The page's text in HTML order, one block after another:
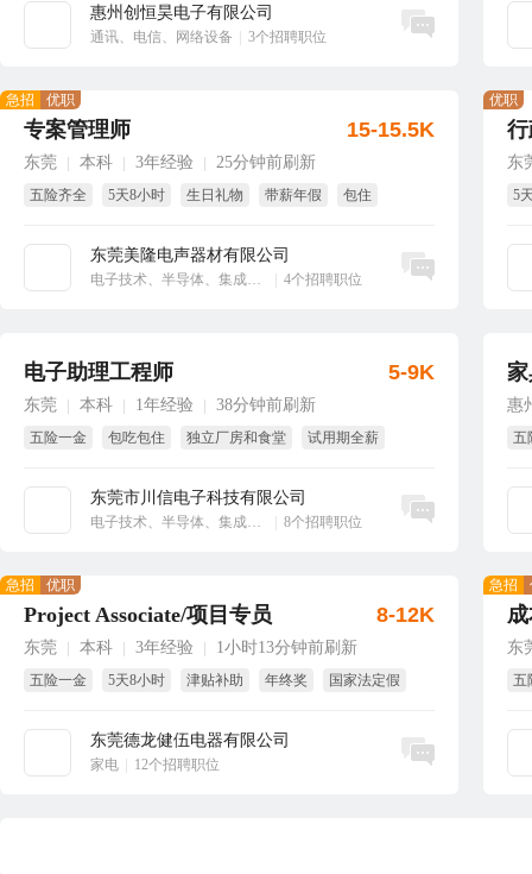
惠州创恒昊电子有限公司
通讯、电信、网络设备 3个招聘职位
立即沟通
专案管理师
东莞 本科 3年经验 25分钟前刷新
五险齐全 5天8小时 生日礼物 带薪年假 包住
东莞美隆电声器材有限公司
电子技术、半导体、集成电路 4个招聘职位
急招 优职
15-15.5K
立即沟通
东
5
优职
电子助理工程师
东莞 本科 1年经验 38分钟前刷新
五险一金 包吃包住 独立厂房和食堂
试用期全薪
东莞市川信电子科技有限公司
电子技术、半导体、集成电路 8个招聘职位
5-9K
立即沟通
惠
五
Project Associate/项目专员
东莞 本科 3年经验 1小时13分钟前刷新
五险一金 5天8小时 津贴补助 年终奖
国家法定假
东莞德龙健伍电器有限公司
家电 12个招聘职位
急招 优职
8-12K
立即沟通
东
五
急招